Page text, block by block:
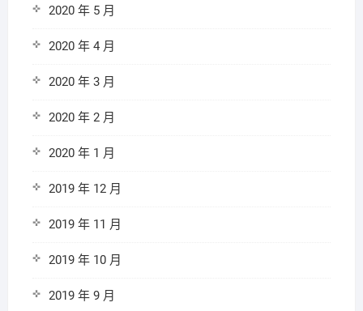
2020 年 5 月
2020 年 4 月
2020 年 3 月
2020 年 2 月
2020 年 1 月
2019 年 12 月
2019 年 11 月
2019 年 10 月
2019 年 9 月